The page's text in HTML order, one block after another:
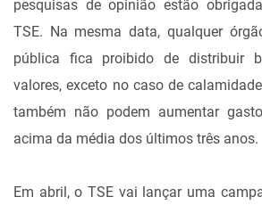
pesquisas de opinião estão
TSE. Na mesma data, qualquer
pública fica proibido de distribuir
valores, exceto no caso de
também não podem aumentar
acima da média dos últimos três anos.
Em abril, o TSE vai lançar uma